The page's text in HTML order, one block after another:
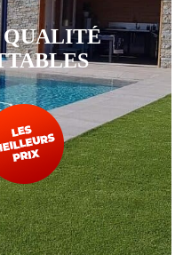
QUALITÉ